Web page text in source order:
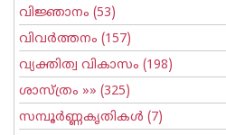
വിജ്ഞാനം (53)
വിവര്‍ത്തനം (157)
വ്യക്തിത്വ വികാസം (198)
ശാസ്ത്രം »» (325)
സമ്പൂര്‍ണ്ണകൃതികള്‍ (7)